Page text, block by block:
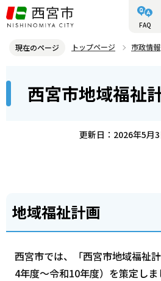
こ
の
ジ
先
FAQ
現在のページ トップページ
市政情報
西宮市地域福祉計画について
こ
西宮市地域福祉
更新日：2026年5月3
地域福祉計画
西宮市では、「西宮市地域福祉
4年度～令和10年度）を策定しま